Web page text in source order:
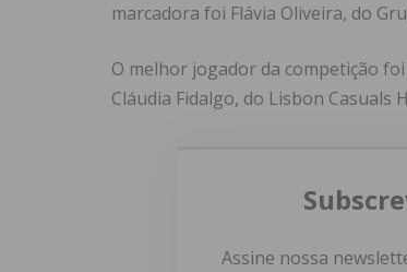
marcadora foi Flávia Oliveira, do
O melhor jogador da competição
Cláudia Fidalgo, do Lisbon Casuals
Assine nossa